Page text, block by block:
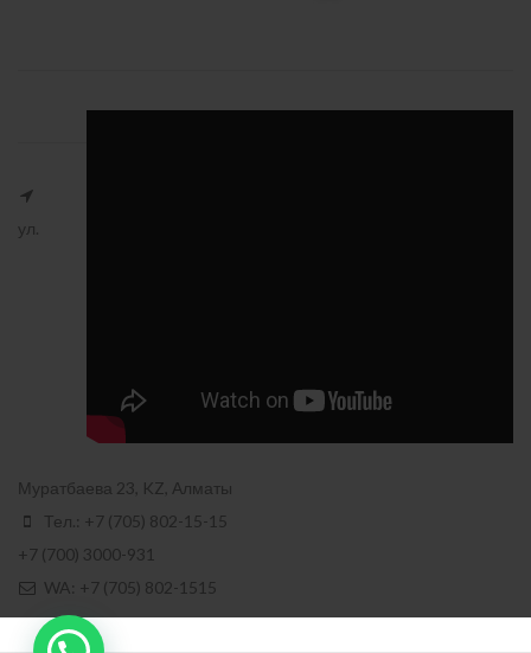
ул.
Муратбаева 23, KZ, Алматы
Тел.: +7 (705) 802-15-15
+7 (700) 3000-931
WA: +7 (705) 802-1515